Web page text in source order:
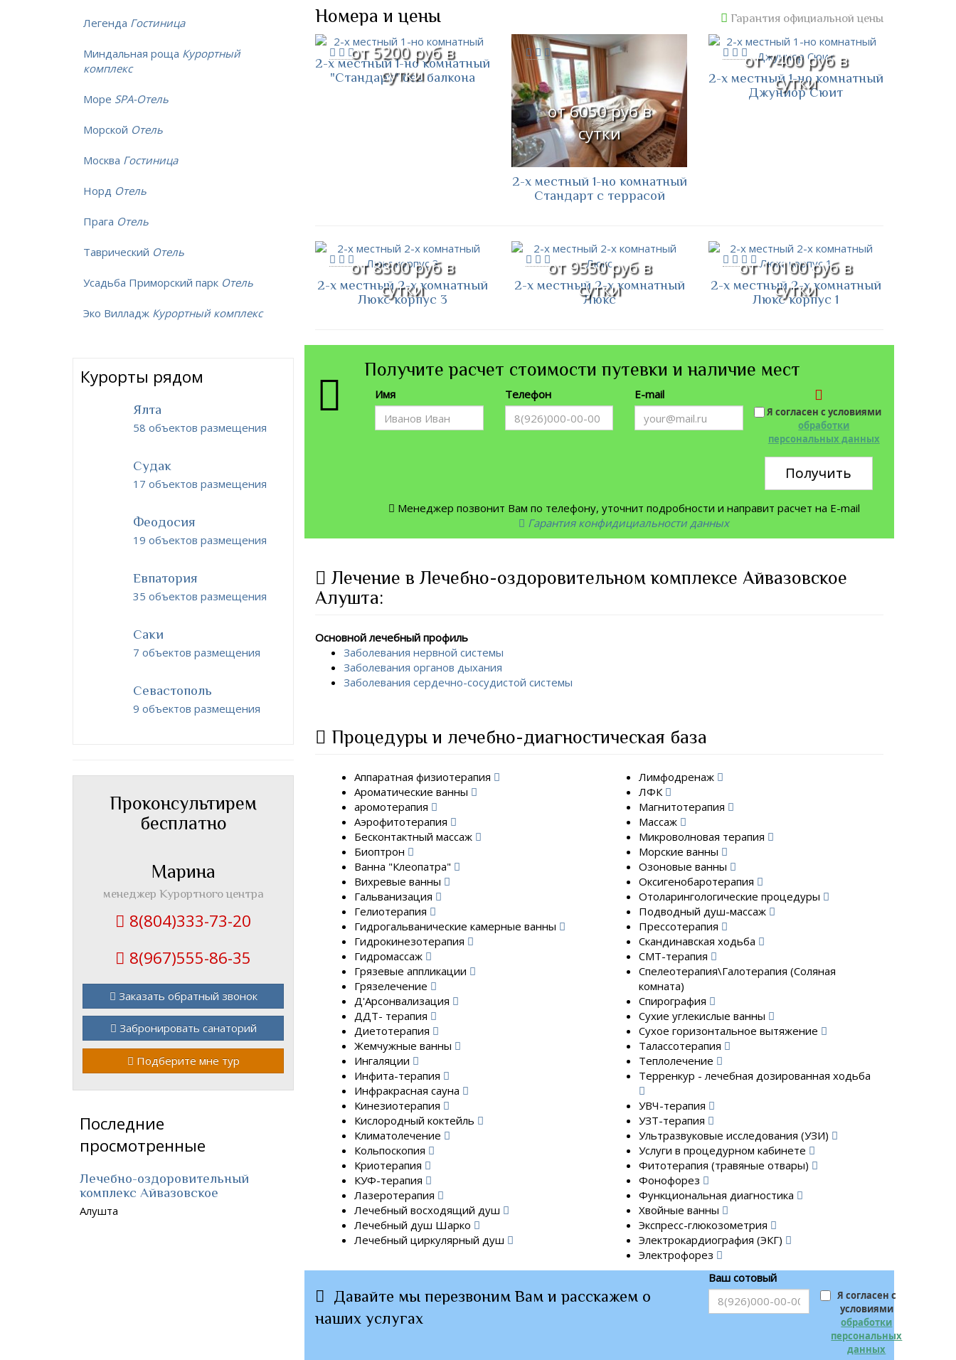
Номера и цены Гарантия официальной цены
от 5200 руб в
сутки
2-х местный 1-но комнатный
"Стандарт" без балкона
от 6050 руб в
сутки
2-х местный 1-но комнатный
Стандарт с террасой
от 7400 руб в
сутки
2-х местный 1-но комнатный
Джуниор Сюит
от 8300 руб в
сутки
2-х местный 2-х комнатный
Люкс корпус 3
от 9550 руб в
сутки
2-х местный 2-х комнатный
Люкс
от 10100 руб в
сутки
2-х местный 2-х комнатный
Люкс корпус 1
Получите расчет стоимости путевки и наличие мест
Имя Телефон E-mail
Я согласен с условиями
обработки
персональных данных
Получить
Менеджер позвонит Вам по телефону, уточнит подробности и направит расчет на E-mail
Гарантия конфидициальности данных
Лечение в Лечебно-оздоровительном комплексе Айвазовское
Алушта:
Основной лечебный профиль
Заболевания нервной системы
Заболевания органов дыхания
Заболевания сердечно-сосудистой системы
Процедуры и лечебно-диагностическая база
Аппаратная физиотерапия
Ароматические ванны
аромотерапия
Аэрофитотерапия
Бесконтактный массаж
Биоптрон
Ванна "Клеопатра"
Вихревые ванны
Гальванизация
Гелиотерапия
Гидрогальванические камерные ванны
Гидрокинезотерапия
Гидромассаж
Грязевые аппликации
Грязелечение
Д'Арсонвализация
ДДТ- терапия
Диетотерапия
Жемчужные ванны
Ингаляции
Инфита-терапия
Инфракрасная сауна
Кинезиотерапия
Кислородный коктейль
Климатолечение
Кольпоскопия
Криотерапия
КУФ-терапия
Лазеротерапия
Лечебный восходящий душ
Лечебный душ Шарко
Лечебный циркулярный душ
Лимфодренаж
ЛФК
Магнитотерапия
Массаж
Микроволновая терапия
Морские ванны
Озоновые ванны
Оксигенобаротерапия
Отоларингологические процедуры
Подводный душ-массаж
Прессотерапия
Скандинавская ходьба
СМТ-терапия
Спелеотерапия\Галотерапия (Соляная
комната)
Спирография
Сухие углекислые ванны
Сухое горизонтальное вытяжение
Талассотерапия
Теплолечение
Терренкур - лечебная дозированная ходьба
УВЧ-терапия
УЗТ-терапия
Ультразвуковые исследования (УЗИ)
Услуги в процедурном кабинете
Фитотерапия (травяные отвары)
Фонофорез
Функциональная диагностика
Хвойные ванны
Экспресс-глюкозометрия
Электрокардиография (ЭКГ)
Электрофорез
Давайте мы перезвоним Вам и расскажем о
наших услугах
Ваш сотовый
Я согласен с
условиями
обработки
персональных
данных
Легенда Гостиница
Миндальная роща Курортный
комплекс
Море SPA-Отель
Морской Отель
Москва Гостиница
Норд Отель
Прага Отель
Таврический Отель
Усадьба Приморский парк Отель
Эко Вилладж Курортный комплекс
Курорты рядом
Ялта
58 объектов размещения
Судак
17 объектов размещения
Феодосия
19 объектов размещения
Евпатория
35 объектов размещения
Саки
7 объектов размещения
Севастополь
9 объектов размещения
Проконсультирем
бесплатно
Марина
менеджер Курортного центра
8(804)333-73-20
8(967)555-86-35
Заказать обратный звонок
Забронировать санаторий
Подберите мне тур
Последние
просмотренные
Лечебно-оздоровительный
комплекс Айвазовское
Алушта